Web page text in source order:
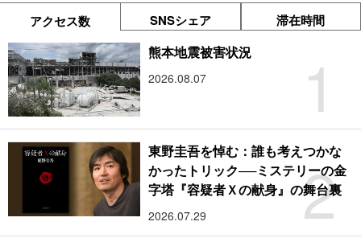
アクセス数 SNSシェア 滞在時間
1
熊本地震被害状況
2026.08.07
2
東野圭吾を悼む：誰も考えつかな
かったトリック──ミステリーの金
字塔『容疑者Ｘの献身』の舞台裏
2026.07.29